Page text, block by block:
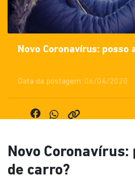
Novo Coronavírus: posso
Data da postagem: 06/04/2020
Novo Coronavírus:
de carro?